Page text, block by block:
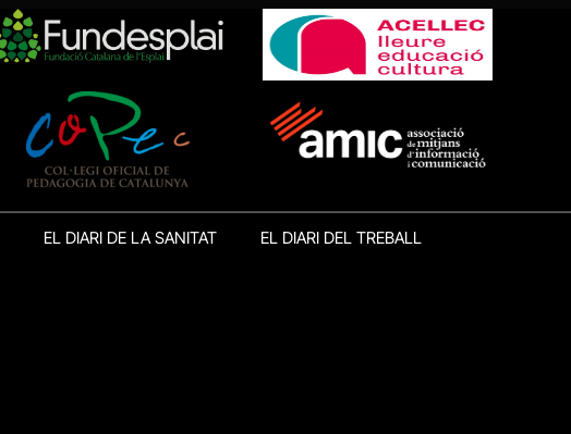
EL DIARI DE LA SANITAT EL DIARI DEL TREBALL